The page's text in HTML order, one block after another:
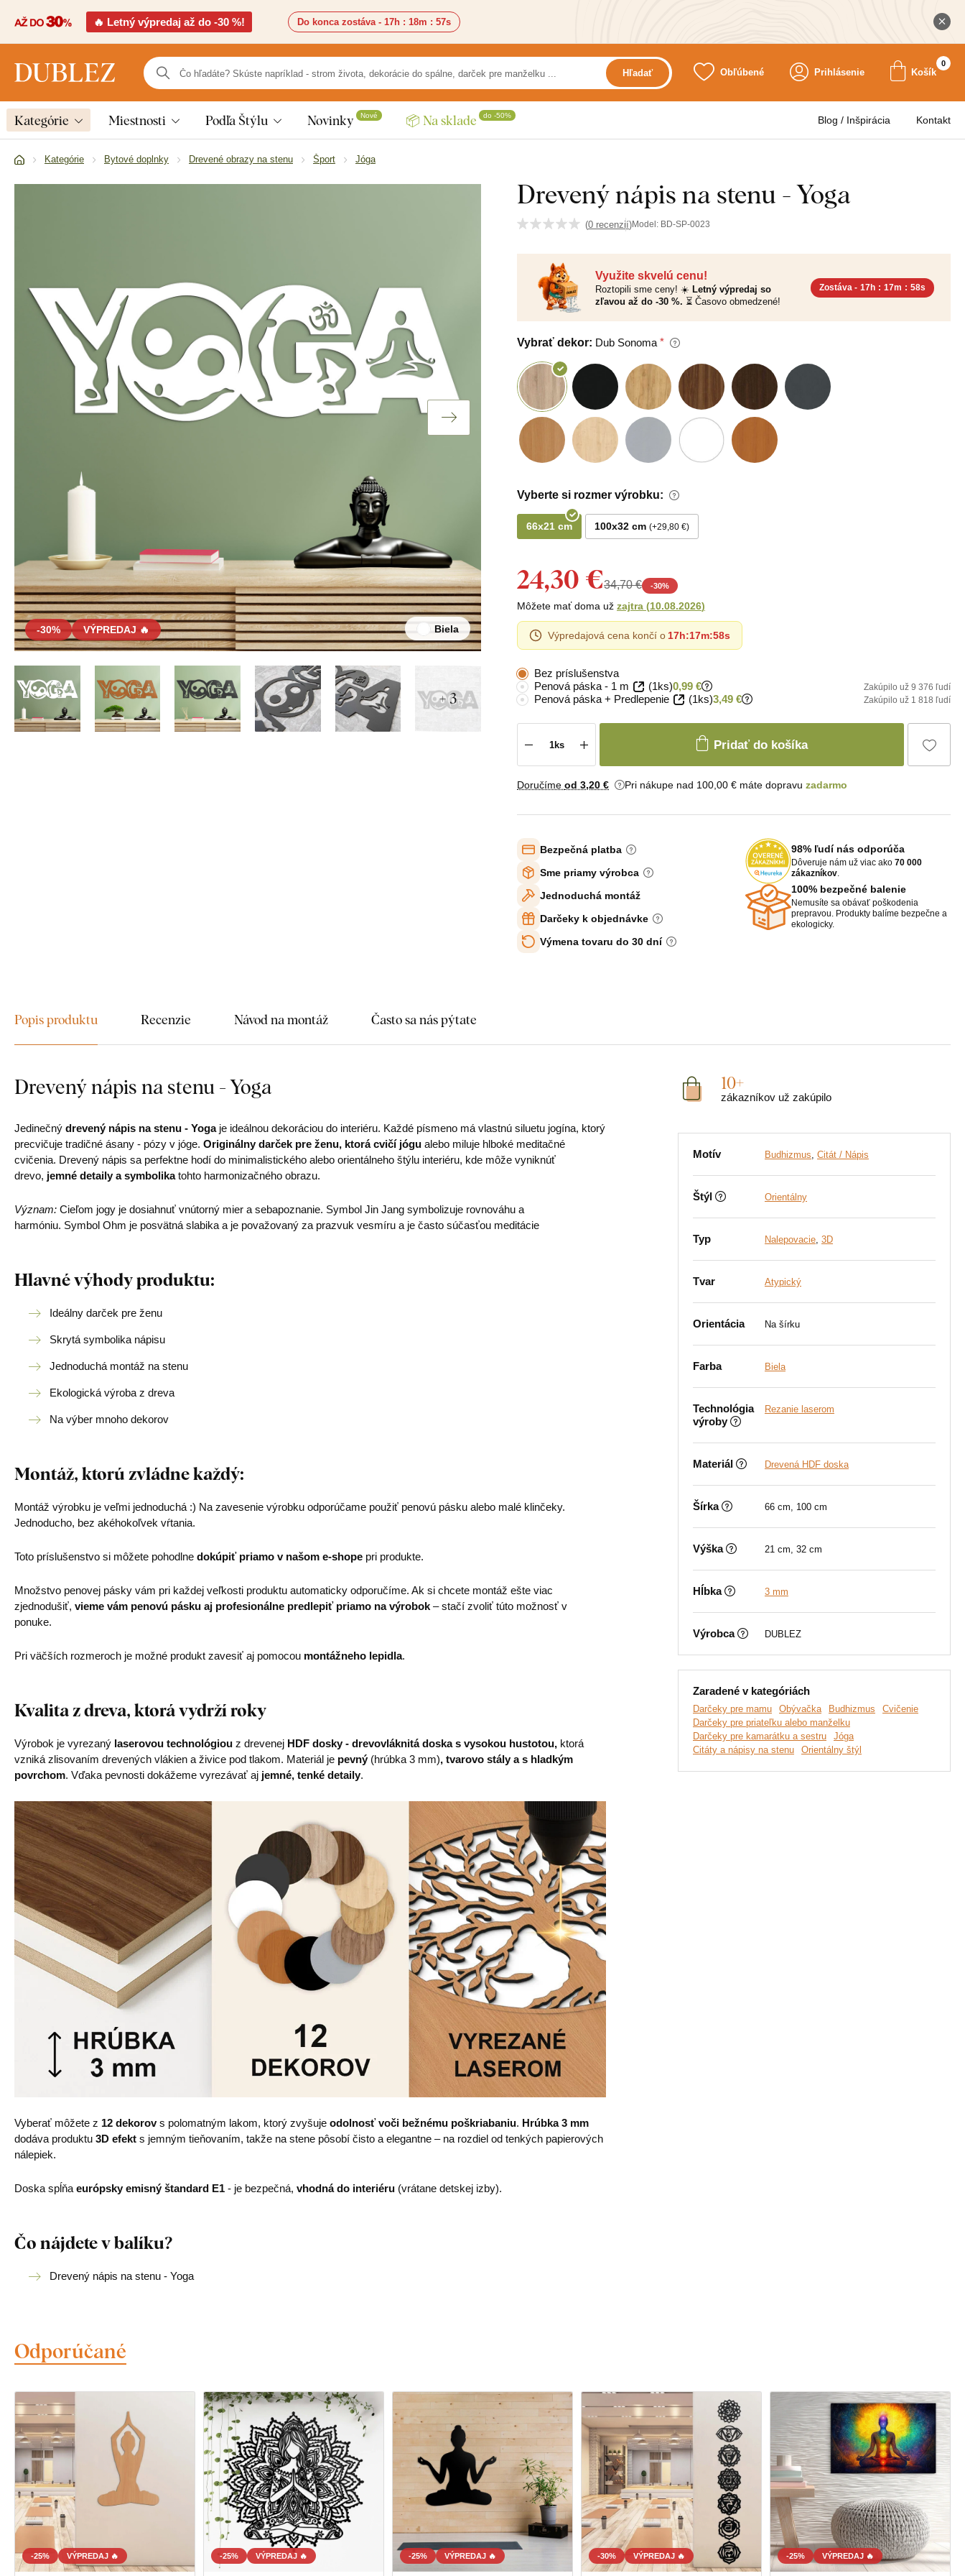
🔥 Letný výpredaj až do -30 %! Do konca zostáva - 17h : 18m : 56s
Hľadať Obľúbené Prihlásenie Košík
0
Kategórie Miestnosti Podľa Štýlu Novinky Nové 📦 Na sklade do -50% Blog / Inšpirácia Kontakt
Kategórie Bytové doplnky Drevené obrazy na stenu Šport Jóga
Drevený nápis na stenu - Yoga
(0 recenzií)Model: BD-SP-0023
-30% VÝPREDAJ 🔥 Biela
+ 3
Využite skvelú cenu!
Roztopili sme ceny! ☀️ Letný výpredaj so
zľavou až do -30 %. ⏳ Časovo obmedzené!
Zostáva - 17h : 17m : 56s
Vybrať dekor: Dub Sonoma
Vyberte si rozmer výrobku:
66x21 cm 100x32 cm +29,80 €
24,30 €34,70 € -30%
Môžete mať doma už zajtra (10.08.2026)
Výpredajová cena končí o 17h:17m:56s
Bez príslušenstva
Penová páska - 1 m
(1ks)0,99 € Zakúpilo už 9 376 ľudí
Penová páska + Predlepenie (1ks)3,49 € Zakúpilo už 1 818 ľudí
Pridať do košíka
Doručíme od 3,20 € Pri nákupe nad 100,00 € máte dopravu zadarmo
Bezpečná platba
Sme priamy výrobca
Jednoduchá montáž
Darčeky k objednávke
Výmena tovaru do 30 dní
98% ľudí nás odporúča
Dôveruje nám už viac ako 70 000
zákazníkov
100% bezpečné balenie
Nemusíte sa obávať poškodenia
prepravou. Produkty balíme bezpečne a
ekologicky.
Popis produktu Recenzie Návod na montáž Často sa nás pýtate
Drevený nápis na stenu - Yoga
Jedinečný drevený nápis na stenu - Yogaje ideálnou dekoráciou do interiéru. Každé písmeno má vlastnú siluetu jogína, ktorý
precvičuje tradičné ásany - pózy v jóge. Originálny darček pre ženu, ktorá cvičí jógu alebo miluje hlboké meditačné
cvičenia. Drevený nápis sa perfektne hodí do minimalistického alebo orientálneho štýlu interiéru, kde môže vyniknúť
drevo, jemné detaily a symbolikatohto harmonizačného obrazu.
Význam: Cieľom jogy je dosiahnuť vnútorný mier a sebapoznanie. Symbol Jin Jang symbolizuje rovnováhu a
harmóniu. Symbol Ohm je posvätná slabika a je považovaný za prazvuk vesmíru a je často súčasťou meditácie
Hlavné výhody produktu:
Ideálny darček pre ženu
Skrytá symbolika nápisu
Jednoduchá montáž na stenu
Ekologická výroba z dreva
Na výber mnoho dekorov
Montáž, ktorú zvládne každý:
Montáž výrobku je veľmi jednoduchá :) Na zavesenie výrobku odporúčame použiť penovú pásku alebo malé klinčeky.
Jednoducho, bez akéhokoľvek vŕtania.
Toto príslušenstvo si môžete pohodlne dokúpiť priamo v našom e-shope pri produkte.
Množstvo penovej pásky vám pri každej veľkosti produktu automaticky odporučíme. Ak si chcete montáž ešte viac
zjednodušiť, vieme vám penovú pásku aj profesionálne predlepiť priamo na výrobok – stačí zvoliť túto možnosť v
ponuke.
Pri väčších rozmeroch je možné produkt zavesiť aj pomocou montážneho lepidla.
Kvalita z dreva, ktorá vydrží roky
Výrobok je vyrezaný laserovou technológiou z drevenej HDF dosky - drevovláknitá doska s vysokou hustotou, ktorá
vzniká zlisovaním drevených vlákien a živice pod tlakom. Materiál je pevný (hrúbka 3 mm), tvarovo stály a s hladkým
povrchom. Vďaka pevnosti dokážeme vyrezávať aj jemné, tenké detaily.
Vyberať môžete z 12 dekorovs polomatným lakom, ktorý zvyšuje odolnosť voči bežnému poškriabaniu. Hrúbka 3 mm
dodáva produktu 3D efekt s jemným tieňovaním, takže na stene pôsobí čisto a elegantne – na rozdiel od tenkých papierových
nálepiek.
Doska spĺňa európsky emisný štandard E1 - je bezpečná, vhodná do interiéru (vrátane detskej izby).
Čo nájdete v balíku?
Drevený nápis na stenu - Yoga
10+
zákazníkov už zakúpilo
Motív Budhizmus, Citát / Nápis
Štýl Orientálny
Typ Nalepovacie, 3D
Tvar Atypický
Orientácia Na šírku
Farba Biela
Technológia
výroby
Rezanie laserom
Materiál Drevená HDF doska
Šírka 66 cm, 100 cm
Výška 21 cm, 32 cm
Hĺbka 3 mm
Výrobca DUBLEZ
Zaradené v kategóriách
Darčeky pre mamu Obývačka Budhizmus
Cvičenie
Darčeky pre priateľku alebo manželku
Darčeky pre kamarátku a sestru
Jóga
Citáty a nápisy na stenu
Orientálny štýl
Odporúčané
-25% VÝPREDAJ 🔥 -25% VÝPREDAJ 🔥 -25% VÝPREDAJ 🔥 -30% VÝPREDAJ 🔥 -25% VÝPREDAJ 🔥